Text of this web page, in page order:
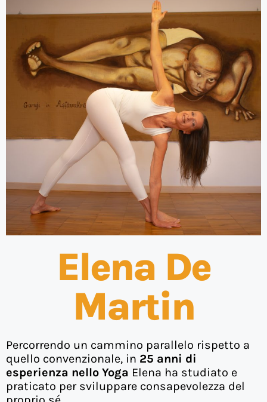
Elena De
Martin
Percorrendo un cammino parallelo rispetto a
quello convenzionale, in 25 anni di
esperienza nello Yoga Elena ha studiato e
praticato per sviluppare consapevolezza del